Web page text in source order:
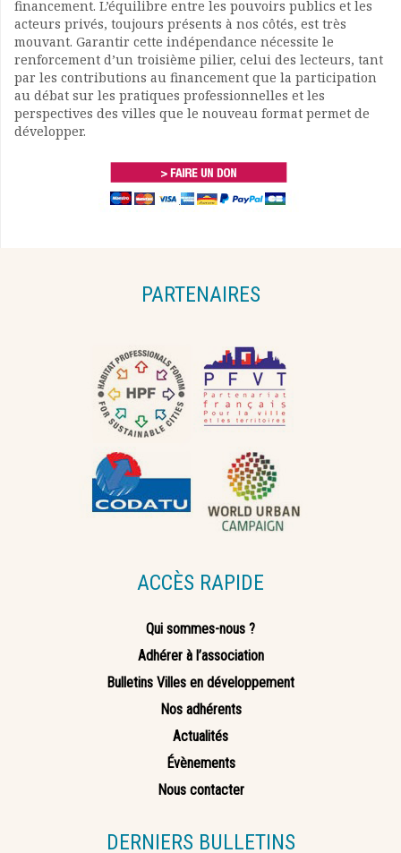
financement. L’équilibre entre les pouvoirs publics et les
acteurs privés, toujours présents à nos côtés, est très
mouvant. Garantir cette indépendance nécessite le
renforcement d’un troisième pilier, celui des lecteurs, tant
par les contributions au financement que la participation
au débat sur les pratiques professionnelles et les
perspectives des villes que le nouveau format permet de
développer.
PARTENAIRES
ACCÈS RAPIDE
Qui sommes-nous ?
Adhérer à l’association
Bulletins Villes en développement
Nos adhérents
Actualités
Évènements
Nous contacter
DERNIERS BULLETINS